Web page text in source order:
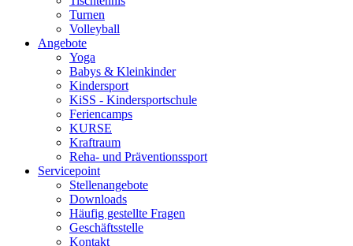
Turnen
Volleyball
Angebote
Yoga
Babys & Kleinkinder
Kindersport
KiSS - Kindersportschule
Feriencamps
KURSE
Kraftraum
Reha- und Präventionssport
Servicepoint
Stellenangebote
Downloads
Häufig gestellte Fragen
Geschäftsstelle
Kontakt